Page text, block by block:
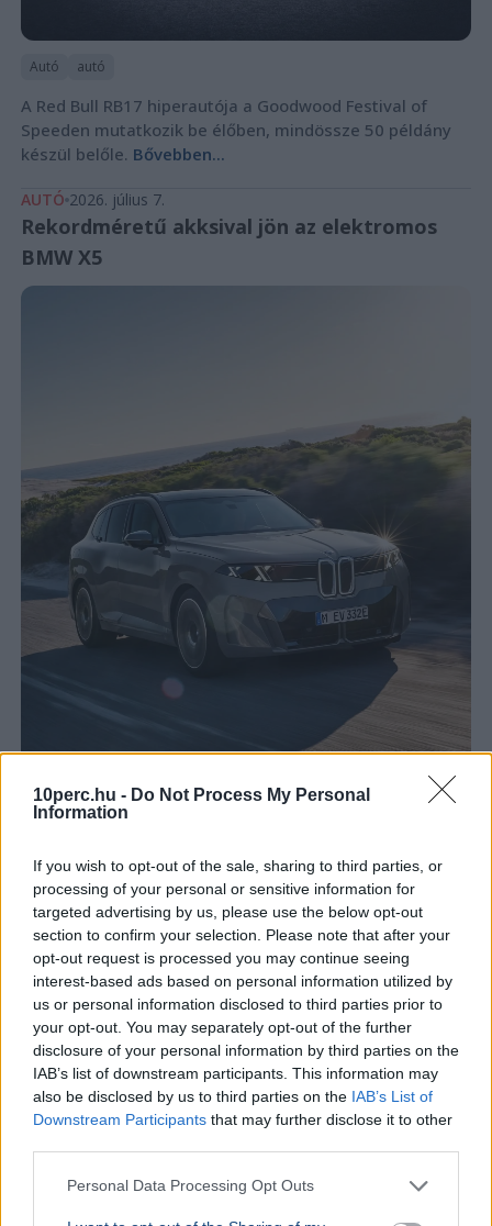
10perc.hu - Do Not Process My Personal
Information
If you wish to opt-out of the sale, sharing to third parties, or
processing of your personal or sensitive information for
targeted advertising by us, please use the below opt-out
section to confirm your selection. Please note that after your
opt-out request is processed you may continue seeing
interest-based ads based on personal information utilized by
us or personal information disclosed to third parties prior to
your opt-out. You may separately opt-out of the further
disclosure of your personal information by third parties on the
IAB’s list of downstream participants. This information may
also be disclosed by us to third parties on the IAB’s List of
Downstream Participants that may further disclose it to other
Personal Data Processing Opt Outs
Autó autó
A Red Bull RB17 hiperautója a Goodwood Festival of
Speeden mutatkozik be élőben, mindössze 50 példány
készül belőle. Bővebben...
AUTÓ 2026. július 7.
Rekordméretű akksival jön az elektromos
BMW X5
Elektromos autó Autó autó
A BMW iX5 60 xDrive 141 kWh-s akkumulátora a márka
valaha készült legnagyobb telepe, amivel 845
kilométeres hatótáv érhető el. Bővebben...
Budapest